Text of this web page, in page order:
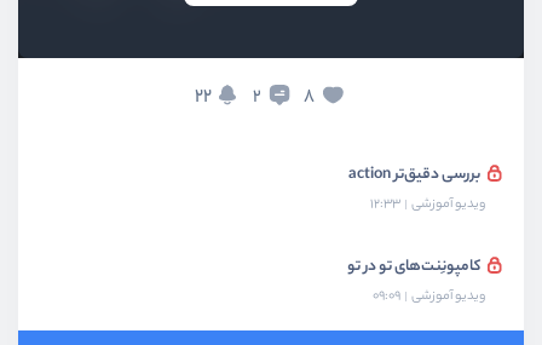
8
2
22 موارد اساسی
بررسی دقیق‌تر action
ویدیو آموزشی 12:33
کامپونِنت‌‌های تو در تو
ویدیو آموزشی 09:09